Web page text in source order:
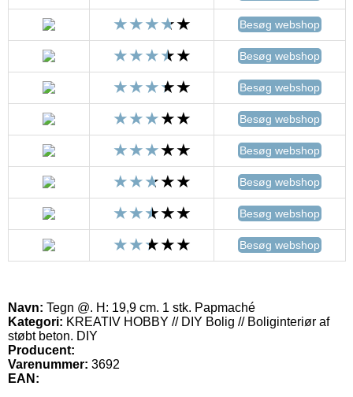
Besøg webshop
Besøg webshop
Besøg webshop
Besøg webshop
Besøg webshop
Besøg webshop
Besøg webshop
Besøg webshop
Navn: Tegn @. H: 19,9 cm. 1 stk. Papmaché
Kategori: KREATIV HOBBY // DIY Bolig // Boliginteriør af
støbt beton. DIY
Producent:
Varenummer: 3692
EAN: